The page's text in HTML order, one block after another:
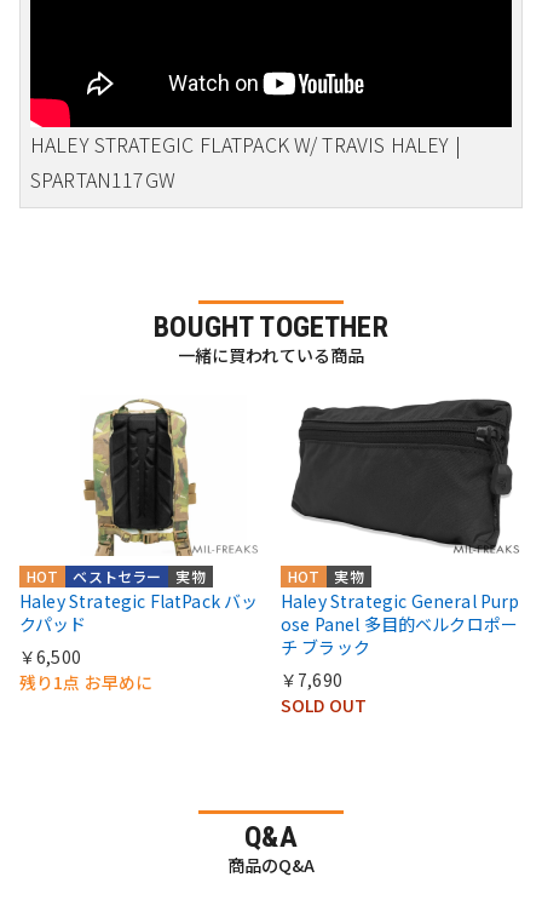
HALEY STRATEGIC FLATPACK W/ TRAVIS HALEY |
SPARTAN117GW
BOUGHT TOGETHER
一緒に買われている商品
実物
ベストセラー
HOT
Haley Strategic FlatPack バッ
クパッド
￥6,500
残り1点 お早めに
実物
HOT
Haley Strategic General Purp
ose Panel 多目的ベルクロポー
チ ブラック
￥7,690
SOLD OUT
Q&A
商品のQ&A